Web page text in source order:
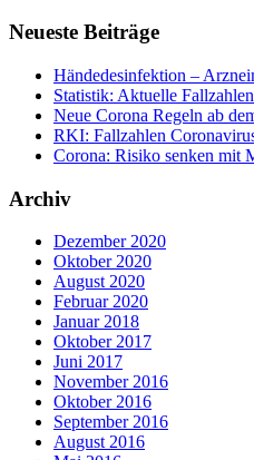
Neueste Beiträge
Händedesinfektion –
Statistik: Aktuelle
Neue Corona Regeln ab
RKI: Fallzahlen
Corona: Risiko senken mit
Archiv
Dezember 2020
Oktober 2020
August 2020
Februar 2020
Januar 2018
Oktober 2017
Juni 2017
November 2016
Oktober 2016
September 2016
August 2016